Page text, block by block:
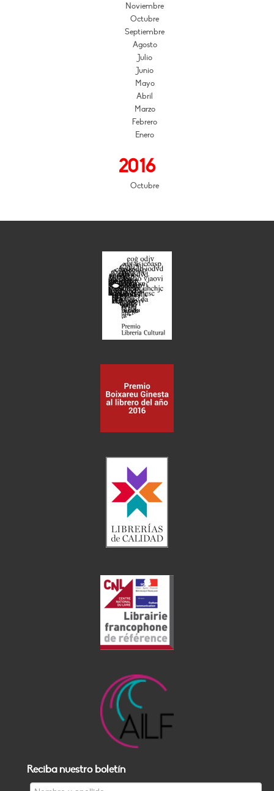
Noviembre
Octubre
Septiembre
Agosto
Julio
Junio
Mayo
Abril
Marzo
Febrero
Enero
2016
Octubre
Reciba nuestro boletín